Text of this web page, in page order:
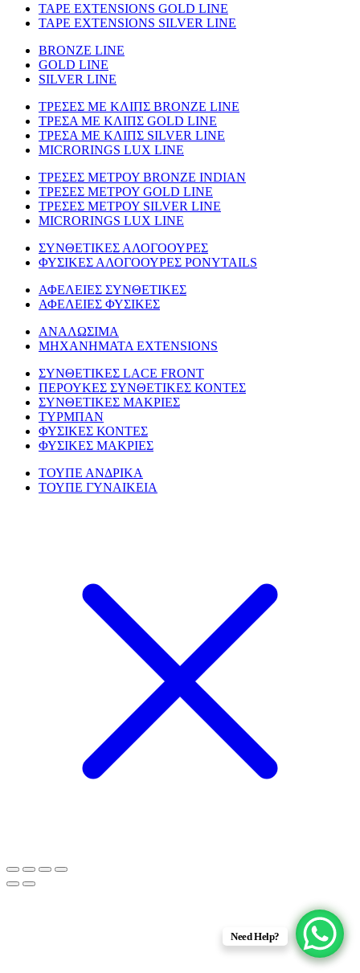
Need Help?
TAPE EXTENSIONS GOLD LINE
TAPE EXTENSIONS SILVER LINE
BRONZE LINE
GOLD LINE
SILVER LINE
ΤΡΕΣΕΣ ΜΕ ΚΛΙΠΣ BRONZE LINE
ΤΡΕΣΑ ΜΕ ΚΛΙΠΣ GOLD LINE
ΤΡΕΣΑ ΜΕ ΚΛΙΠΣ SILVER LINE
MICRORINGS LUX LINE
TΡΕΣΕΣ ΜΕΤΡΟΥ BRONZE INDIAN
ΤΡΕΣΕΣ ΜΕΤΡΟΥ GOLD LINE
ΤΡΕΣΕΣ ΜΕΤΡΟΥ SILVER LINE
MICRORINGS LUX LINE
ΣΥΝΘΕΤΙΚΕΣ ΑΛΟΓΟΟΥΡΕΣ
ΦΥΣΙΚΕΣ ΑΛΟΓΟΟΥΡΕΣ PONYTAILS
ΑΦΕΛΕΙΕΣ ΣΥΝΘΕΤΙΚΕΣ
ΑΦΕΛΕΙΕΣ ΦΥΣΙΚΕΣ
ΑΝΑΛΩΣΙΜΑ
ΜΗΧΑΝΗΜΑΤΑ EXTENSIONS
ΣΥΝΘΕΤΙΚΕΣ LACE FRONT
ΠΕΡΟΥΚΕΣ ΣΥΝΘΕΤΙΚΕΣ ΚΟΝΤΕΣ
ΣΥΝΘΕΤΙΚΕΣ ΜΑΚΡΙΕΣ
ΤΥΡΜΠΑΝ
ΦΥΣΙΚΕΣ ΚΟΝΤΕΣ
ΦΥΣΙΚΕΣ ΜΑΚΡΙΕΣ
ΤΟΥΠΕ ΑΝΔΡΙΚΑ
ΤΟΥΠΕ ΓΥΝΑΙΚΕΙΑ